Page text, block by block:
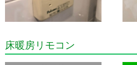
床暖房リモコン